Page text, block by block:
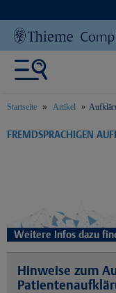
Startseite Artikel
text.skipToContent
text.skipToNavigation
FREMDSPRACHIGEN
Weitere Infos dazu
Hinweise zum